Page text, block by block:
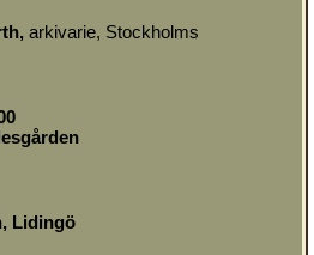
arkivarie, Stockholms
Lidingö